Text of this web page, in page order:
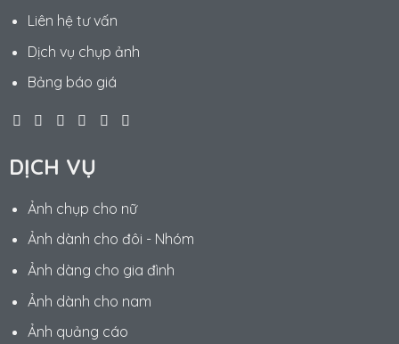
Liên hệ tư vấn
Dịch vụ chụp ảnh
Bảng báo giá
DỊCH VỤ
Ảnh chụp cho nữ
Ảnh dành cho đôi - Nhóm
Ảnh dàng cho gia đình
Ảnh dành cho nam
Ảnh quảng cáo